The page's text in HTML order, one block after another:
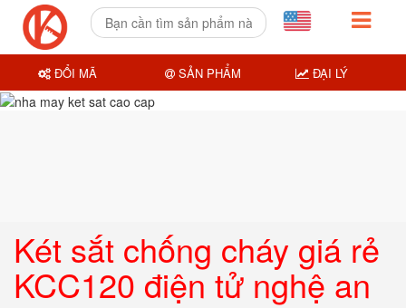
Két sắt chống cháy giá rẻ
KCC120 điện tử nghệ an
ĐỔI MÃ SẢN PHẨM ĐẠI LÝ